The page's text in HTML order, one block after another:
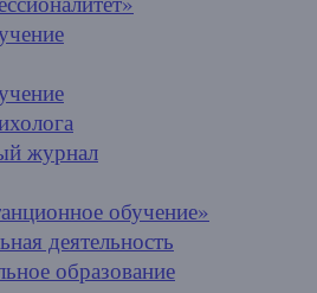
журнал
обучение»
деятельность
образование